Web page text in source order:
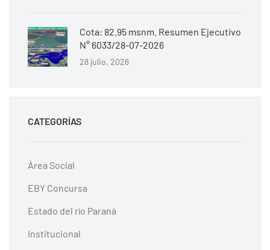
Cota: 82.95 msnm. Resumen Ejecutivo
N° 6033/28-07-2026
28 julio, 2026
CATEGORÍAS
Área Social
EBY Concursa
Estado del río Paraná
Institucional